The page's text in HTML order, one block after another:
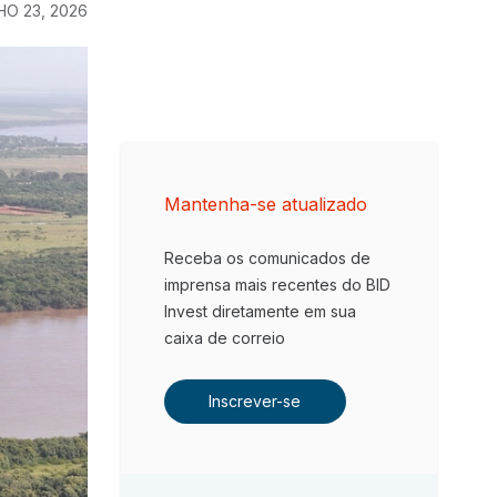
23, 2026
Mantenha-se atualizado
Receba os comunicados de
imprensa mais recentes do BID
Invest diretamente em sua
caixa de correio
Inscrever-se